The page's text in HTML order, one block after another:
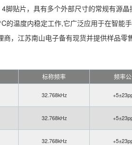
贴片，具有多个外部尺寸的常规有源晶
温度内稳定工作,它广泛应用于在智能
，江苏南山电子备有现货并提供样品零
标称频率 频率
32.768kHz
32.768kHz
32.768kHz